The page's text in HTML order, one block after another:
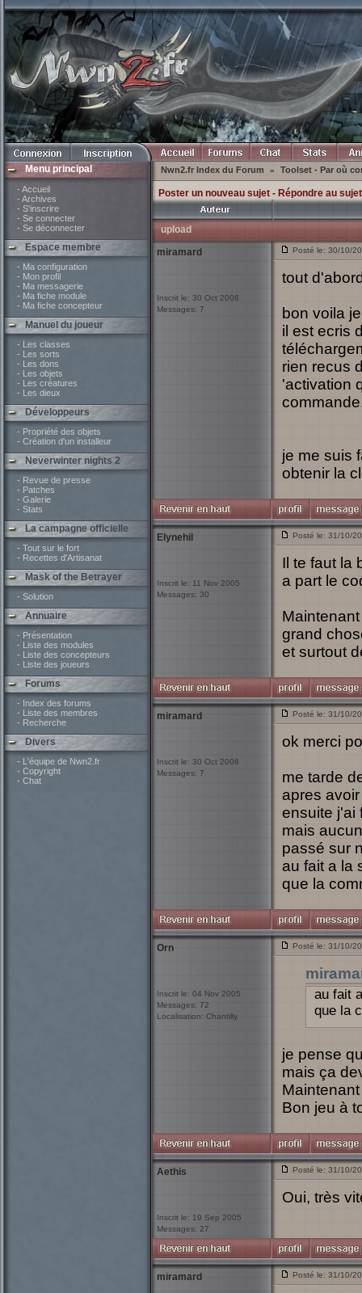
Menu principal
- Accueil
- Archives
- S'inscrire
- Se connecter
- Se déconnecter
Espace membre
- Ma configuration
- Mon profil
- Ma messagerie
- Ma fiche module
- Ma fiche concepteur
Manuel du joueur
- Les classes
- Les sorts
- Les dons
- Les objets
- Les créatures
- Les dieux
Développeurs
- Propriété des objets
- Création d'un installeur
Neverwinter nights 2
- Revue de presse
- Patches
- Galerie
- Stats
La campagne officielle
- Tout sur le fort
- Recettes d'Artisanat
Mask of the Betrayer
- Solution
Annuaire
- Présentation
- Liste des modules
- Liste des concepteurs
- Liste des joueurs
Forums
- Index des forums
- Liste des membres
- Recherche
Divers
- L'équipe de Nwn2.fr
- Copyright
- Chat
Nwn2.fr Index du Forum » Toolset - Par où
Poster un nouveau sujet- Répondre au sujet
upload
miramard
Inscrit le: 30 Oct 2006
Messages: 7
Posté le: 30/10/
tout
bon voila
il est ecris
rien recus
'activation
je me suis
obtenir la
Elynehil
Inscrit le: 11 Nov 2005
Messages: 30
Posté le: 31/10/
Il te faut la
a part le
grand
et surtout
miramard
Inscrit le: 30 Oct 2006
Messages: 7
Posté le: 31/10/
ok merci
me tarde
apres
ensuite j'ai
mais
passé sur
au fait a la
que la
Orn
Inscrit le: 04 Nov 2005
Messages: 72
Localisation: Chantilly.
Posté le: 31/10/
au fait
que la
je pense
mais ça
Bon jeu à
Aethis
Inscrit le: 19 Sep 2005
Messages: 27
Posté le: 31/10/
Oui, très
miramard Posté le: 31/10/